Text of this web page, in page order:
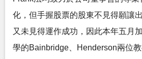
化，但手握股票的股東不見得願讓
又未見得運作成功，因此本年五月
學的Bainbridge、Henderson兩位